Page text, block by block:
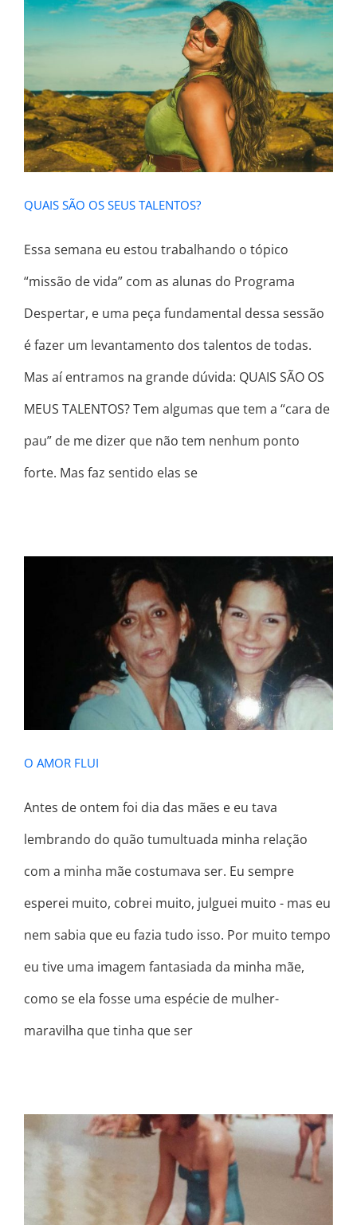
QUAIS SÃO OS SEUS TALENTOS?
QUAIS SÃO OS SEUS TALENTOS?
Essa semana eu estou trabalhando o tópico
“missão de vida” com as alunas do Programa
Despertar, e uma peça fundamental dessa sessão
é fazer um levantamento dos talentos de todas.
Mas aí entramos na grande dúvida: QUAIS SÃO OS
MEUS TALENTOS? Tem algumas que tem a “cara de
pau” de me dizer que não tem nenhum ponto
forte. Mas faz sentido elas se
O AMOR FLUI
O AMOR FLUI
Antes de ontem foi dia das mães e eu tava
lembrando do quão tumultuada minha relação
com a minha mãe costumava ser. Eu sempre
esperei muito, cobrei muito, julguei muito - mas eu
nem sabia que eu fazia tudo isso. Por muito tempo
eu tive uma imagem fantasiada da minha mãe,
como se ela fosse uma espécie de mulher-
maravilha que tinha que ser
PERDÃO MÃE